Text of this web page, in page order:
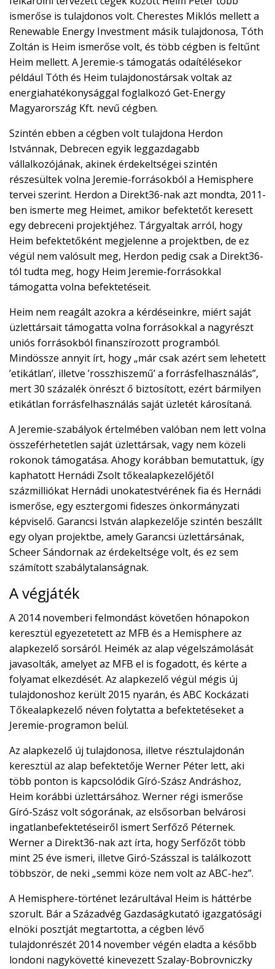
ismerőse is tulajdonos volt. Cherestes Miklós mellett a
Renewable Energy Investment másik tulajdonosa, Tóth
Zoltán is Heim ismerőse volt, és több cégben is feltűnt
Heim mellett. A Jeremie-s támogatás odaítélésekor
például Tóth és Heim tulajdonostársak voltak az
energiahatékonysággal foglalkozó Get-Energy
Magyarország Kft. nevű cégben.
Szintén ebben a cégben volt tulajdona Herdon
Istvánnak, Debrecen egyik leggazdagabb
vállalkozójának, akinek érdekeltségei szintén
részesültek volna Jeremie-forrásokból a Hemisphere
tervei szerint. Herdon a Direkt36-nak azt mondta, 2011-
ben ismerte meg Heimet, amikor befektetőt keresett
egy debreceni projektjéhez. Tárgyaltak arról, hogy
Heim befektetőként megjelenne a projektben, de ez
végül nem valósult meg, Herdon pedig csak a Direkt36-
tól tudta meg, hogy Heim Jeremie-forrásokkal
támogatta volna befektetéseit.
Heim nem reagált azokra a kérdéseinkre, miért saját
üzlettársait támogatta volna forrásokkal a nagyrészt
uniós forrásokból finanszírozott programból.
Mindössze annyit írt, hogy „már csak azért sem lehetett
’etikátlan’, illetve ’rosszhiszemű’ a forrásfelhasználás”,
mert 30 százalék önrészt ő biztosított, ezért bármilyen
etikátlan forrásfelhasználás saját üzletét károsítaná.
A Jeremie-szabályok értelmében valóban nem lett volna
összeférhetetlen saját üzlettársak, vagy nem közeli
rokonok támogatása. Ahogy korábban bemutattuk, így
kaphatott Hernádi Zsolt tőkealapkezelőjétől
százmilliókat Hernádi unokatestvérének fia és Hernádi
ismerőse, egy esztergomi fideszes önkormányzati
képviselő. Garancsi István alapkezelője szintén beszállt
egy olyan projektbe, amely Garancsi üzlettársának,
Scheer Sándornak az érdekeltsége volt, és ez sem
számított szabálytalanságnak.
A végjáték
A 2014 novemberi felmondást követően hónapokon
keresztül egyezetetett az MFB és a Hemisphere az
alapkezelő sorsáról. Heimék az alap végelszámolását
javasolták, amelyet az MFB el is fogadott, és kérte a
folyamat elkezdését. Az alapkezelő végül mégis új
tulajdonoshoz került 2015 nyarán, és ABC Kockázati
Tőkealapkezelő néven folytatta a befektetéseket a
Jeremie-programon belül.
Az alapkezelő új tulajdonosa, illetve résztulajdonán
keresztül az alap befektetője Werner Péter lett, aki
több ponton is kapcsolódik Gíró-Szász Andráshoz,
Heim korábbi üzlettársához. Werner régi ismerőse
Gíró-Szász volt sógorának, az elsősorban belvárosi
ingatlanbefektetéseiről ismert Serfőző Péternek.
Werner a Direkt36-nak azt írta, hogy Serfőzőt több
mint 25 éve ismeri, illetve Giró-Szásszal is találkozott
többször, de neki „semmi köze nem volt az ABC-hez”.
A Hemisphere-történet lezárultával Heim is háttérbe
szorult. Bár a Századvég Gazdaságkutató igazgatósági
elnöki posztját megtartotta, a cégben lévő
tulajdonrészét 2014 november végén eladta a később
londoni nagykövetté kinevezett Szalay-Bobrovniczky